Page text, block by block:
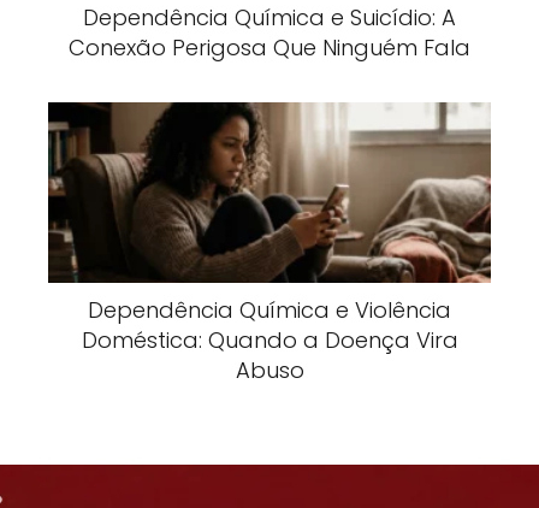
Dependência Química e Suicídio: A
Conexão Perigosa Que Ninguém Fala
Dependência Química e Violência
Doméstica: Quando a Doença Vira
Abuso